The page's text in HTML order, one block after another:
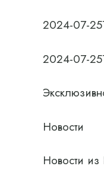
2024-07-
2024-07-
Новости
Новости